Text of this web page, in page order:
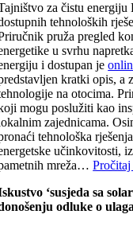
za čistu
tehnoloških
pruža pregled
u svrhu
i dostupan je
kratki opis, a
na otocima.
mogu poslužiti kao
zajednicama.
tehnološka
učinkovitosti,
mreža…Pročitaj
‘susjeda sa
odluke o